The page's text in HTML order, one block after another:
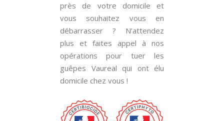
près de votre domicile et
vous souhaitez vous en
débarrasser ? N’attendez
plus et faites appel à nos
opérations pour tuer les
guêpes Vaureal qui ont élu
domicile chez vous !